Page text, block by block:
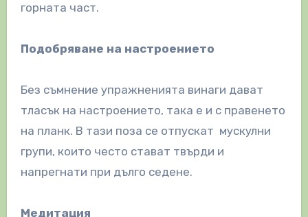
горната част.
Подобряване на настроението
Без съмнение упражненията винаги дават
тласък на настроението, така е и с правенето
на планк. В тази поза се отпускат мускулни
групи, които често стават твърди и
напрегнати при дълго седене.
Медитация